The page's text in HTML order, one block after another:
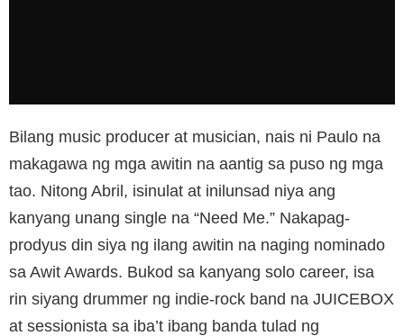
Bilang music producer at musician, nais ni Paulo na
makagawa ng mga awitin na aantig sa puso ng mga
tao. Nitong Abril, isinulat at inilunsad niya ang
kanyang unang single na “Need Me.” Nakapag-
prodyus din siya ng ilang awitin na naging nominado
sa Awit Awards. Bukod sa kanyang solo career, isa
rin siyang drummer ng indie-rock band na JUICEBOX
at sessionista sa iba’t ibang banda tulad ng